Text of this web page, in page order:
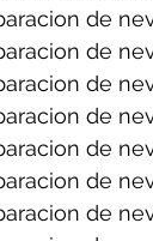
de
de
de
de
de
de
de